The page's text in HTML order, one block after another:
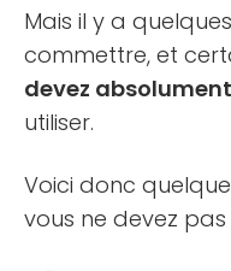
Mais il y a
commettre, et
devez
utiliser.
Voici donc
vous ne devez pas